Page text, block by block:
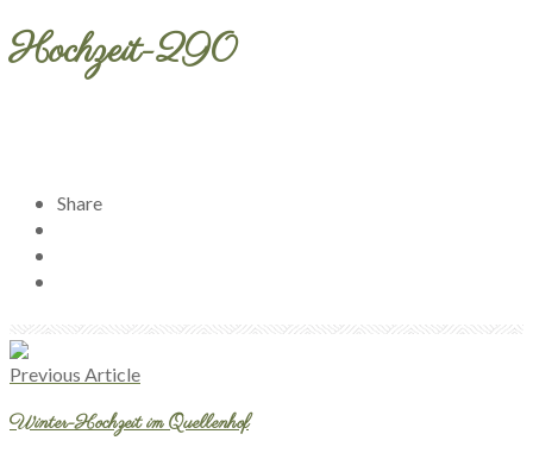
Hochzeit-290
Share
Previous Article
Winter-Hochzeit im Quellenhof